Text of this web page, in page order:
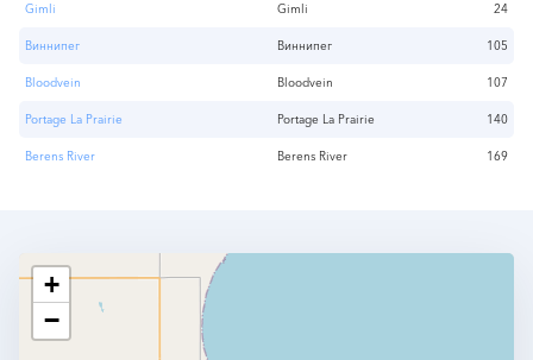
Gimli Gimli 24
Виннипег Виннипег 105
Bloodvein Bloodvein 107
Portage La Prairie Portage La Prairie 140
Berens River Berens River 169
+
−